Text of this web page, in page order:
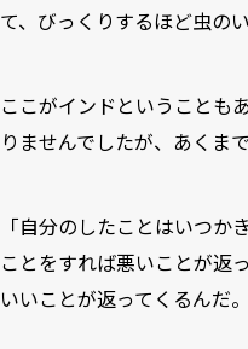
て、びっくりするほど虫のい
ここがインドということも
りませんでしたが、あくま
「自分のしたことはいつか
ことをすれば悪いことが返
いいことが返ってくるんだ